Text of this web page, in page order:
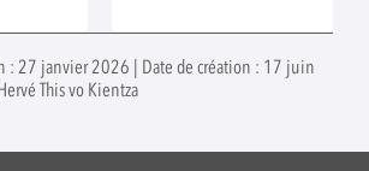
: 27 janvier 2026 | Date de création : 17 juin
This vo Kientza